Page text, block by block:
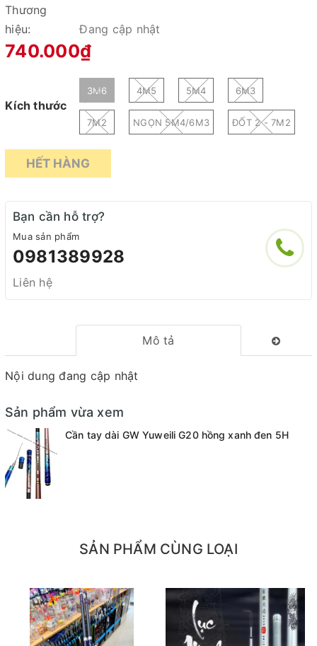
Thương
hiệu:
Đang cập nhật
740.000₫
Kích thước
3M6 4M5 5M4 6M3
7M2 NGỌN 5M4/6M3 ĐỐT 2 - 7M2
HẾT HÀNG
Bạn cần hỗ trợ?
Mua sản phẩm
0981389928
Liên hệ
Mô tả
Nội dung đang cập nhật
Sản phẩm vừa xem
Cần tay dài GW Yuweili G20 hồng xanh đen 5H
SẢN PHẨM CÙNG LOẠI